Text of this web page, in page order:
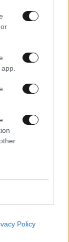
Policy
της
να